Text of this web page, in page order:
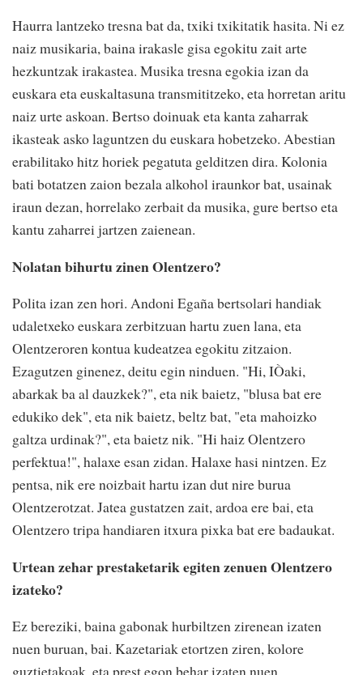
Haurra lantzeko tresna bat da, txiki txikitatik hasita. Ni ez
naiz musikaria, baina irakasle gisa egokitu zait arte
hezkuntzak irakastea. Musika tresna egokia izan da
euskara eta euskaltasuna transmititzeko, eta horretan aritu
naiz urte askoan. Bertso doinuak eta kanta zaharrak
ikasteak asko laguntzen du euskara hobetzeko. Abestian
erabilitako hitz horiek pegatuta gelditzen dira. Kolonia
bati botatzen zaion bezala alkohol iraunkor bat, usainak
iraun dezan, horrelako zerbait da musika, gure bertso eta
kantu zaharrei jartzen zaienean.
Nolatan bihurtu zinen Olentzero?
Polita izan zen hori. Andoni Egaña bertsolari handiak
udaletxeko euskara zerbitzuan hartu zuen lana, eta
Olentzeroren kontua kudeatzea egokitu zitzaion.
Ezagutzen ginenez, deitu egin ninduen. "Hi, IÒaki,
abarkak ba al dauzkek?", eta nik baietz, "blusa bat ere
edukiko dek", eta nik baietz, beltz bat, "eta mahoizko
galtza urdinak?", eta baietz nik. "Hi haiz Olentzero
perfektua!", halaxe esan zidan. Halaxe hasi nintzen. Ez
pentsa, nik ere noizbait hartu izan dut nire burua
Olentzerotzat. Jatea gustatzen zait, ardoa ere bai, eta
Olentzero tripa handiaren itxura pixka bat ere badaukat.
Urtean zehar prestaketarik egiten zenuen Olentzero
izateko?
Ez bereziki, baina gabonak hurbiltzen zirenean izaten
nuen buruan, bai. Kazetariak etortzen ziren, kolore